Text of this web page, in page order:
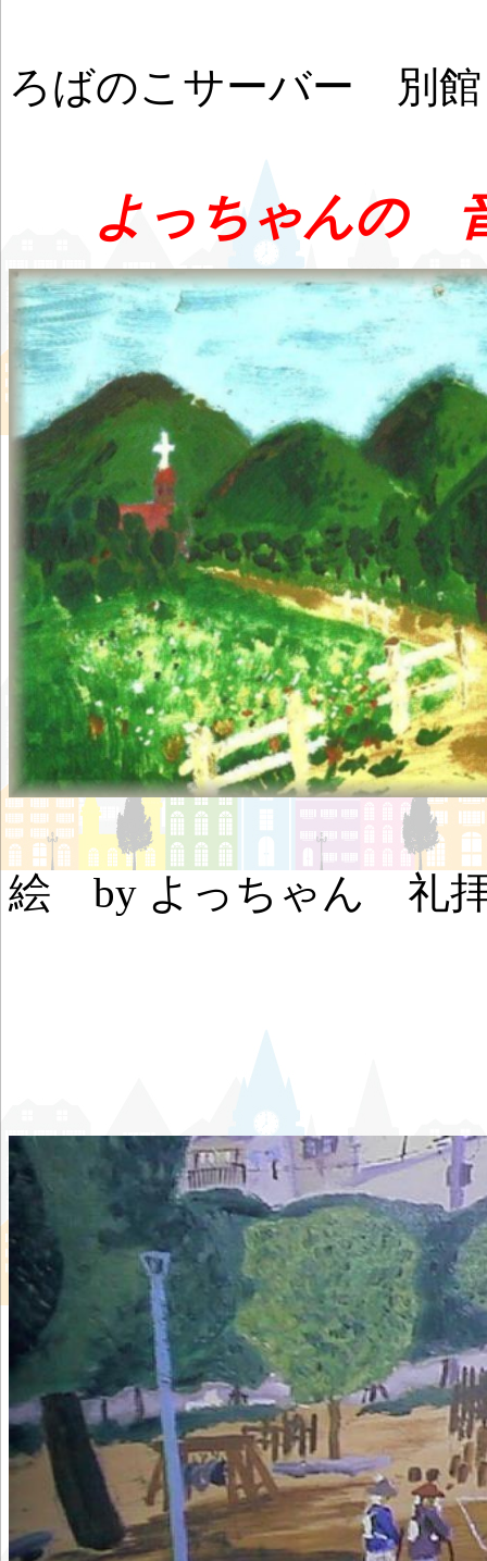
ろばのこサーバー 別館
よっちゃんの
絵 by よっちゃん 礼